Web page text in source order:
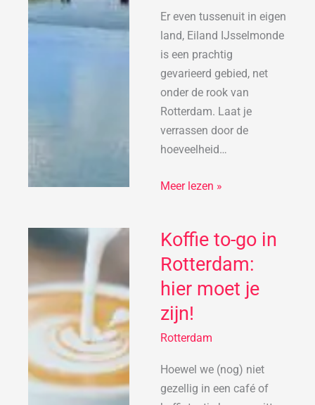
Er even tussenuit in eigen
land, Eiland IJsselmonde
is een prachtig
gevarieerd gebied, net
onder de rook van
Rotterdam. Laat je
verrassen door de
hoeveelheid…
Meer lezen »
Koffie to-go in
Rotterdam:
hier moet je
zijn!
Rotterdam
Hoewel we (nog) niet
gezellig in een café of
Koffie
to-
go
in
Rotterdam:
hier
je
zijn!